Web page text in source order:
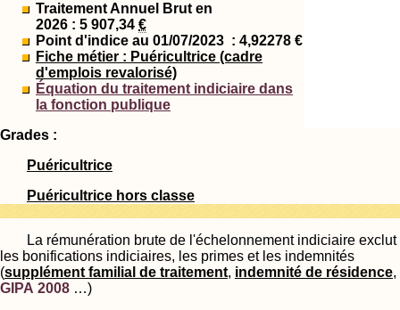
Traitement Annuel Brut en
2026 : 5 907,34 €
Point d'indice au 01/07/2023 : 4,92278 €
Fiche métier : Puéricultrice (cadre
d'emplois revalorisé)
Équation du traitement indiciaire dans
la fonction publique
Grades :
Puéricultrice
Puéricultrice hors classe
La rémunération brute de l'échelonnement indiciaire exclut
les bonifications indiciaires, les primes et les indemnités
(supplément familial de traitement, indemnité de résidence,
GIPA 2008 …)